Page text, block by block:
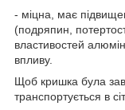
- міцна, має
(подряпин,
властивостей
впливу.
Щоб кришка була
транспортується в